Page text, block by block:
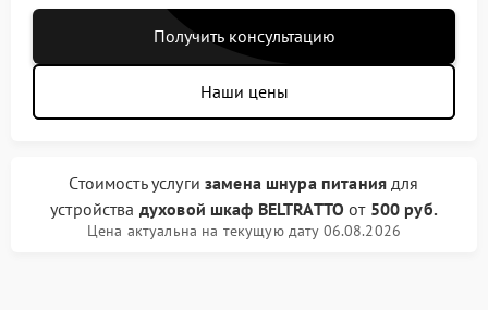
Получить консультацию
Наши цены
Стоимость услуги замена шнура питаниядля
устройства духовой шкаф BELTRATTO от 500 руб.
Цена актуальна на текущую дату 06.08.2026